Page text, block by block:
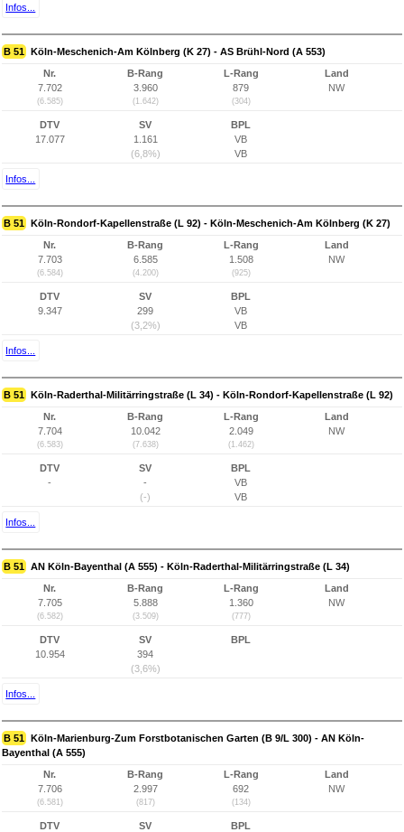
Infos...
B 51 Köln-Meschenich-Am Kölnberg (K 27) - AS Brühl-Nord (A 553)
Nr.
7.702
(6.585)
B-Rang
3.960
(1.642)
L-Rang
879
(304)
Land
NW
DTV
17.077
SV
1.161
(6,8%)
BPL
VB
VB
Infos...
B 51 Köln-Rondorf-Kapellenstraße (L 92) - Köln-Meschenich-Am Kölnberg (K 27)
Nr.
7.703
(6.584)
B-Rang
6.585
(4.200)
L-Rang
1.508
(925)
Land
NW
DTV
9.347
SV
299
(3,2%)
BPL
VB
VB
Infos...
B 51 Köln-Raderthal-Militärringstraße (L 34) - Köln-Rondorf-Kapellenstraße (L 92)
Nr.
7.704
(6.583)
B-Rang
10.042
(7.638)
L-Rang
2.049
(1.462)
Land
NW
DTV
-
SV
-
(-)
BPL
VB
VB
Infos...
B 51 AN Köln-Bayenthal (A 555) - Köln-Raderthal-Militärringstraße (L 34)
Nr.
7.705
(6.582)
B-Rang
5.888
(3.509)
L-Rang
1.360
(777)
Land
NW
DTV
10.954
SV
394
(3,6%)
BPL
Infos...
B 51 Köln-Marienburg-Zum Forstbotanischen Garten (B 9/L 300) - AN Köln-
Bayenthal (A 555)
Nr.
7.706
(6.581)
B-Rang
2.997
(817)
L-Rang
692
(134)
Land
NW
DTV
SV
BPL